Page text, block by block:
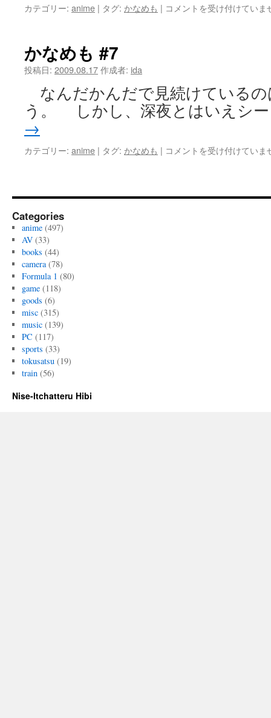
ッカテゴリー: anime | タグ: かなめも | か
コメントを受け付けていま
かなめも #7
投稿日: 2009.08.17作成者: ida
なんだかんだで見続けている
う。 しかし、深夜とはいえシ
→
カテゴリー: anime | タグ: かなめも | か
#7
コメントを受け付けていま
Categories
anime(497)
AV(33)
books (44)
camera(78)
Formula 1 (80)
game(118)
goods (6)
misc(315)
music(139)
PC (117)
sports (33)
tokusatsu(19)
train(56)
Nise-Itchatteru Hibi